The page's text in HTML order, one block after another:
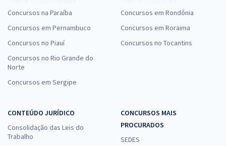
Concursos na Paraíba
Concursos em Pernambuco
Concursos no Piauí
Concursos no Rio Grande do
Norte
Concursos em Sergipe
Concursos em Rondônia
Concursos em Roraima
Concursos no Tocantins
CONTEÚDO JURÍDICO
Consolidação das Leis do
Trabalho
CONCURSOS MAIS
PROCURADOS
SEDES